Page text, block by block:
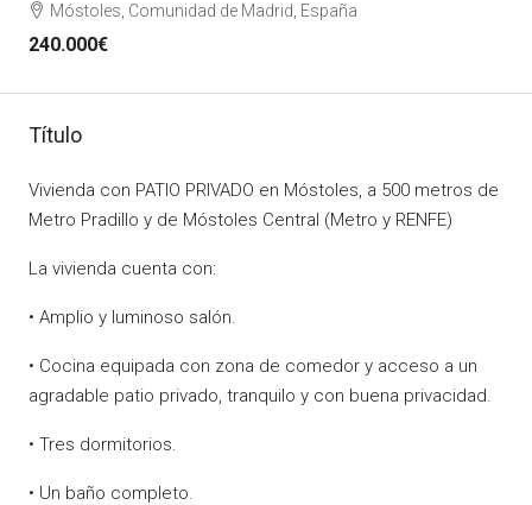
Móstoles, Comunidad de Madrid, España
240.000€
Título
Vivienda con PATIO PRIVADO en Móstoles, a 500 metros de
Metro Pradillo y de Móstoles Central (Metro y RENFE)
La vivienda cuenta con:
• Amplio y luminoso salón.
• Cocina equipada con zona de comedor y acceso a un
agradable patio privado, tranquilo y con buena privacidad.
• Tres dormitorios.
• Un baño completo.